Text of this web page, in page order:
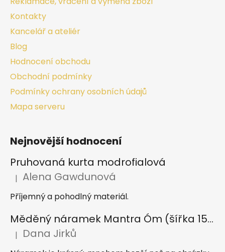
Kontakty
Kancelář a ateliér
Blog
Hodnocení obchodu
Obchodní podmínky
Podmínky ochrany osobních údajů
Mapa serveru
Nejnovější hodnocení
Pruhovaná kurta modrofialová
Hodnocení produktu je 5 z 5 hvězdiček.
| Alena Gawdunová
Příjemný a pohodlný materiál.
Měděný náramek Mantra Óm (šířka 15 mm)
Hodnocení produktu je 5 z 5 hvězdiček.
| Dana Jirků